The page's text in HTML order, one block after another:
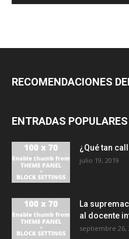
RECOMENDACIONES
ENTRADAS POPULARES
¿Qué tan
julio 19, 2019
La
al docente
septiembre 26,